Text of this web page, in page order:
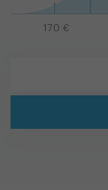
170 €